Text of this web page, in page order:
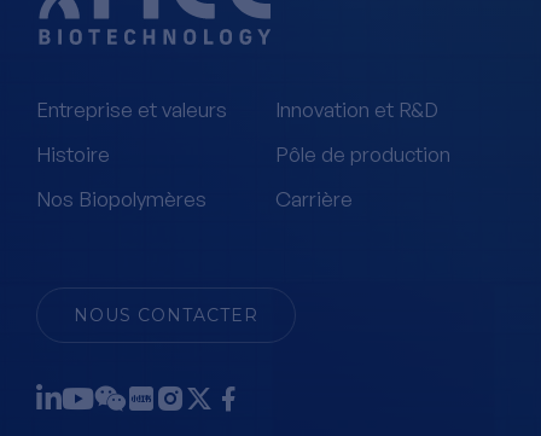
Entreprise et valeurs
Histoire
Nos Biopolymères
Innovation et R&D
Pôle de production
Carrière
NOUS CONTACTER